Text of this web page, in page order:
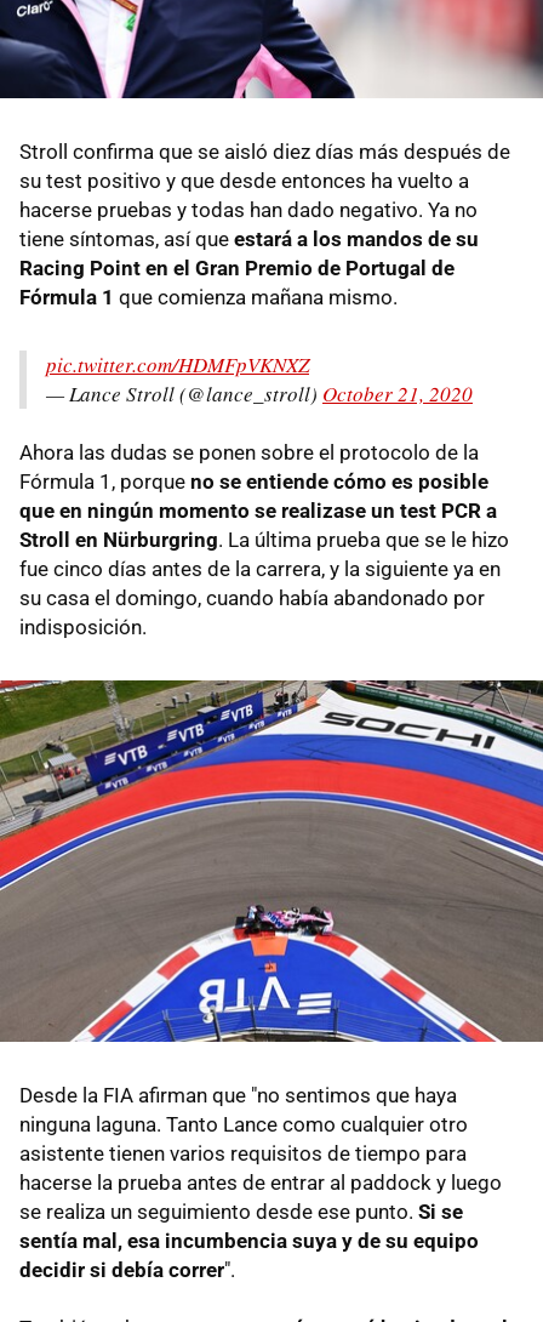
Stroll confirma que se aisló diez días más después de
su test positivo y que desde entonces ha vuelto a
hacerse pruebas y todas han dado negativo. Ya no
tiene síntomas, así que estará a los mandos de su
Racing Point en el Gran Premio de Portugal de
Fórmula 1 que comienza mañana mismo.
pic.twitter.com/HDMFpVKNXZ
— Lance Stroll (@lance_stroll) October 21, 2020
Ahora las dudas se ponen sobre el protocolo de la
Fórmula 1, porque no se entiende cómo es posible
que en ningún momento se realizase un test PCR a
Stroll en Nürburgring. La última prueba que se le hizo
fue cinco días antes de la carrera, y la siguiente ya en
su casa el domingo, cuando había abandonado por
indisposición.
Desde la FIA afirman que "no sentimos que haya
ninguna laguna. Tanto Lance como cualquier otro
asistente tienen varios requisitos de tiempo para
hacerse la prueba antes de entrar al paddock y luego
se realiza un seguimiento desde ese punto. Si se
sentía mal, esa incumbencia suya y de su equipo
decidir si debía correr".